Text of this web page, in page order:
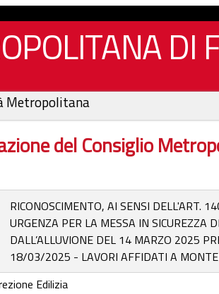
DI
Metropolitana
del Consiglio
RICONOSCIMENTO, AI SENSI DELL'ART.
URGENZA PER LA MESSA IN SICUREZZA
DALL’ALLUVIONE DEL 14 MARZO 2025
18/03/2025 - LAVORI AFFIDATI A
Edilizia